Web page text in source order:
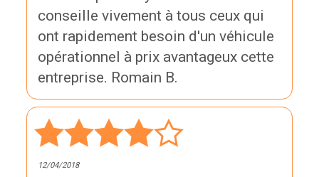
conseille vivement à tous ceux qui
ont rapidement besoin d'un véhicule
opérationnel à prix avantageux cette
entreprise. Romain B.
12/04/2018